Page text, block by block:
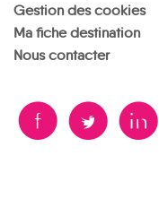
Gestion des cookies
Ma fiche destination
Nous contacter
B A D